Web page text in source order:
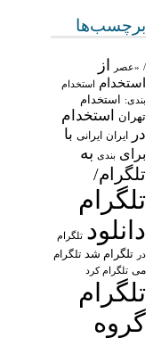
برچسب‌ها
/ «عصر از
استخدام استخدام
بندی: استخدام
تهران
استخدام
در
ایران ایرانی با
برای بندی به
تلگرام/
تلگرام
دانلود تلگرام
در تلگرام شد تلگرام
می تلگرام کرد
تلگرام
گروه